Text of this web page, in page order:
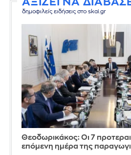
δημοφιλείς ειδήσεις στο skai.gr
Θεοδωρικάκος: Οι 7
επόμενη ημέρα της